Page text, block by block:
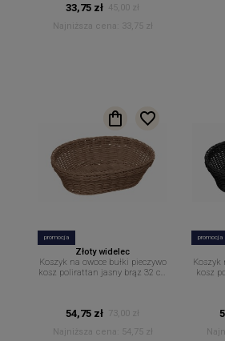
33,75 zł
45,00 zł
Najniższa cena:
33,75 zł
promocja
Złoty widelec
Koszyk na owoce bułki pieczywo
kosz polirattan jasny brąz 32 cm
54,75 zł
73,00 zł
Najniższa cena:
54,75 zł
promocja
Koszyk
kosz